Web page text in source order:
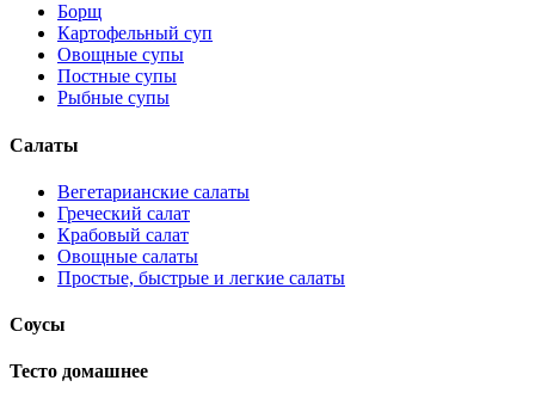
Борщ
Картофельный суп
Овощные супы
Постные супы
Рыбные супы
Салаты
Вегетарианские салаты
Греческий салат
Крабовый салат
Овощные салаты
Простые, быстрые и легкие салаты
Соусы
Тесто домашнее